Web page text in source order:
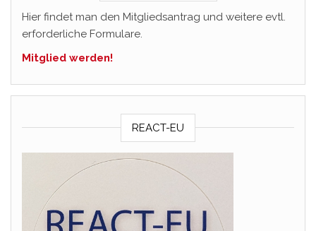
Hier findet man den Mitgliedsantrag und weitere evtl.
erforderliche Formulare.
Mitglied werden!
REACT-EU